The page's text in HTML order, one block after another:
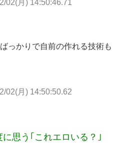
02(月) 14:50:46.71
っかりで自前の作れる技術も
02(月) 14:50:50.62
思う｢これエロいる？｣